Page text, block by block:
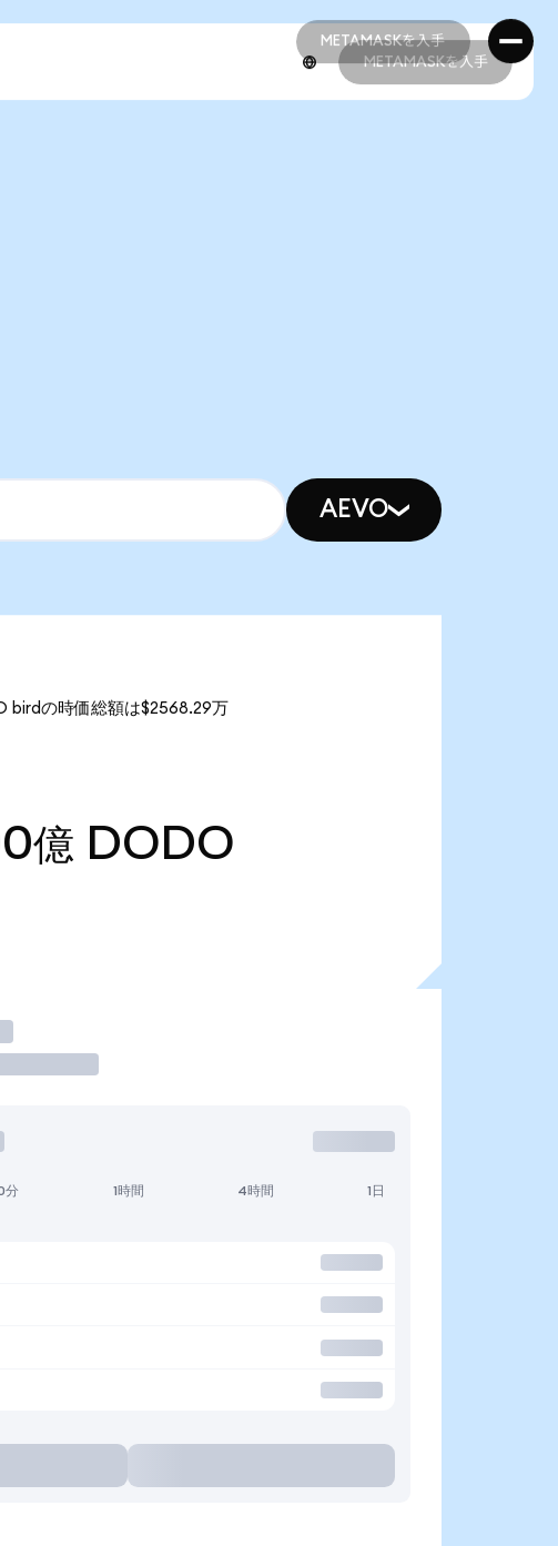
METAMASKを入手
METAMASKを入手
METAMASKを入手
AEVO
birdの時価総額は$2568.29万
億 DODO
分 1時間 4時間 1日